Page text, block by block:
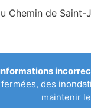
Chemin de
des
maintenir